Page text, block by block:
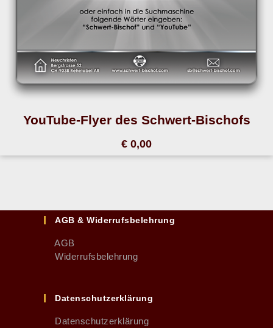
YouTube-Flyer des Schwert-Bischofs
€ 0,00
AGB & Widerrufsbelehrung
AGB
Widerrufsbelehrung
Datenschutzerklärung
Datenschutzerklärung